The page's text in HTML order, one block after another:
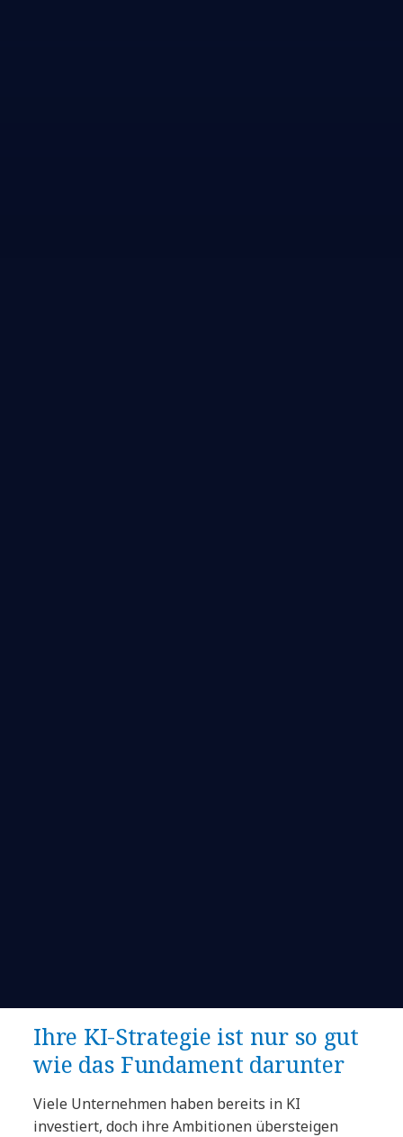
Ihre KI-Strategie ist nur so gut
wie das Fundament darunter
Viele Unternehmen haben bereits in KI
investiert, doch ihre Ambitionen übersteigen